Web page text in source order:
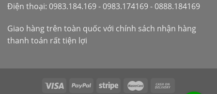
Điện thoại: 0983.184.169 - 0983.174169 - 0888.184169
Giao hàng trên toàn quốc với chính sách nhận hàng
thanh toán rất tiện lợi